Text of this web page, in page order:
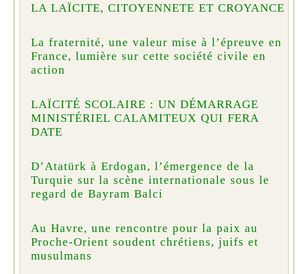
LA LAÏCITE, CITOYENNETE ET CROYANCE
La fraternité, une valeur mise à l’épreuve en
France, lumière sur cette société civile en
action
LAÏCITÉ SCOLAIRE : UN DÉMARRAGE
MINISTÉRIEL CALAMITEUX QUI FERA
DATE
D’Atatürk à Erdogan, l’émergence de la
Turquie sur la scène internationale sous le
regard de Bayram Balci
Au Havre, une rencontre pour la paix au
Proche-Orient soudent chrétiens, juifs et
musulmans